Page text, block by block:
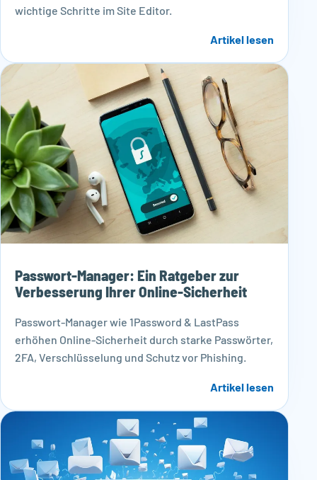
wichtige Schritte im Site Editor.
Artikel lesen
Passwort-Manager: Ein Ratgeber zur
Verbesserung Ihrer Online-Sicherheit
Passwort-Manager wie 1Password & LastPass
erhöhen Online-Sicherheit durch starke Passwörter,
2FA, Verschlüsselung und Schutz vor Phishing.
Artikel lesen